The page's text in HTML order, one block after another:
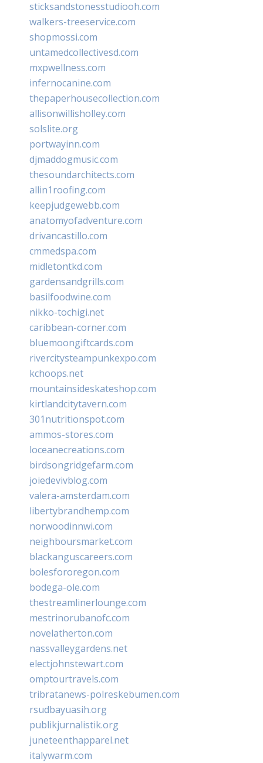
sticksandstonesstudiooh.com
walkers-treeservice.com
shopmossi.com
untamedcollectivesd.com
mxpwellness.com
infernocanine.com
thepaperhousecollection.com
allisonwillisholley.com
solslite.org
portwayinn.com
djmaddogmusic.com
thesoundarchitects.com
allin1roofing.com
keepjudgewebb.com
anatomyofadventure.com
drivancastillo.com
cmmedspa.com
midletontkd.com
gardensandgrills.com
basilfoodwine.com
nikko-tochigi.net
caribbean-corner.com
bluemoongiftcards.com
rivercitysteampunkexpo.com
kchoops.net
mountainsideskateshop.com
kirtlandcitytavern.com
301nutritionspot.com
ammos-stores.com
loceanecreations.com
birdsongridgefarm.com
joiedevivblog.com
valera-amsterdam.com
libertybrandhemp.com
norwoodinnwi.com
neighboursmarket.com
blackanguscareers.com
bolesfororegon.com
bodega-ole.com
thestreamlinerlounge.com
mestrinorubanofc.com
novelatherton.com
nassvalleygardens.net
electjohnstewart.com
omptourtravels.com
tribratanews-polreskebumen.com
rsudbayuasih.org
publikjurnalistik.org
juneteenthapparel.net
italywarm.com